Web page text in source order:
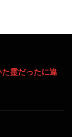
た霊だったに違